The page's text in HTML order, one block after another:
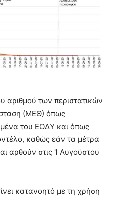
αριθμού των περιστατικών
(ΜΕΘ) όπως
του ΕΟΔΥ και όπως
καθώς εάν τα μέτρα
αρθούν στις 1 Αυγούστου
κατανοητό με τη χρήση